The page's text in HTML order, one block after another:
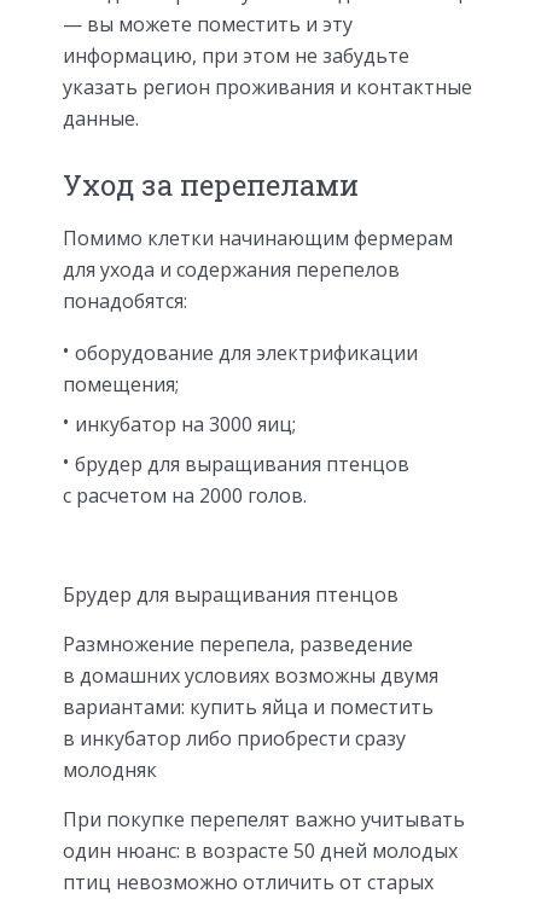
— вы можете поместить и эту
информацию, при этом не забудьте
указать регион проживания и контактные
данные.
Уход за перепелами
Помимо клетки начинающим фермерам
для ухода и содержания перепелов
понадобятся:
оборудование для электрификации
помещения;
инкубатор на 3000 яиц;
брудер для выращивания птенцов
с расчетом на 2000 голов.
Брудер для выращивания птенцов
Размножение перепела, разведение
в домашних условиях возможны двумя
вариантами: купить яйца и поместить
в инкубатор либо приобрести сразу
молодняк
При покупке перепелят важно учитывать
один нюанс: в возрасте 50 дней молодых
птиц невозможно отличить от старых